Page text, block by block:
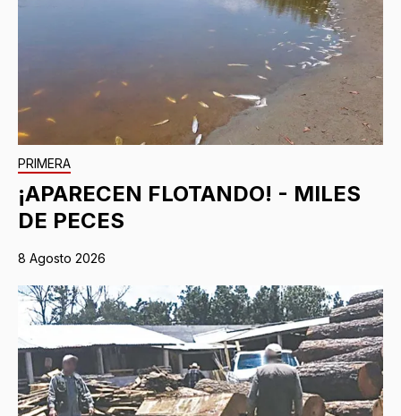
PRIMERA
¡APARECEN FLOTANDO! - MILES
DE PECES
8 Agosto 2026